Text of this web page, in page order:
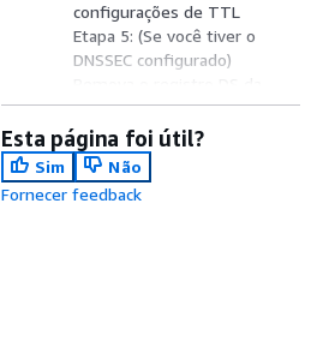
configurações de TTL
Etapa 5: (Se você tiver o
DNSSEC configurado)
zona pai
Etapa 6: Aguardar pela
expiração do TTL antigo
Etapa 7: Atualizar os
registros NS para usar
Esta página foi útil?
Sim
Não
Fornecer feedback